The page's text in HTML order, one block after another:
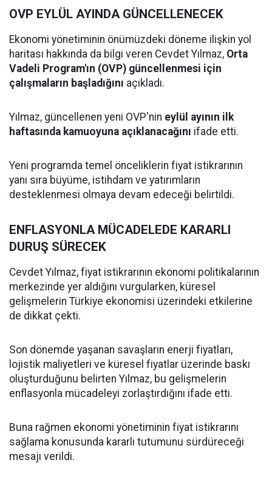
OVP EYLÜL AYINDA GÜNCELLENECEK
Ekonomi yönetiminin önümüzdeki döneme ilişkin yol
haritası hakkında da bilgi veren Cevdet Yılmaz, Orta
Vadeli Program'ın (OVP) güncellenmesi için
çalışmaların başladığını açıkladı.
Yılmaz, güncellenen yeni OVP'nin eylül ayının ilk
haftasında kamuoyuna açıklanacağını ifade etti.
Yeni programda temel önceliklerin fiyat istikrarının
yanı sıra büyüme, istihdam ve yatırımların
desteklenmesi olmaya devam edeceği belirtildi.
ENFLASYONLA MÜCADELEDE KARARLI
DURUŞ SÜRECEK
Cevdet Yılmaz, fiyat istikrarının ekonomi politikalarının
merkezinde yer aldığını vurgularken, küresel
gelişmelerin Türkiye ekonomisi üzerindeki etkilerine
de dikkat çekti.
Son dönemde yaşanan savaşların enerji fiyatları,
lojistik maliyetleri ve küresel fiyatlar üzerinde baskı
oluşturduğunu belirten Yılmaz, bu gelişmelerin
enflasyonla mücadeleyi zorlaştırdığını ifade etti.
Buna rağmen ekonomi yönetiminin fiyat istikrarını
sağlama konusunda kararlı tutumunu sürdüreceği
mesajı verildi.